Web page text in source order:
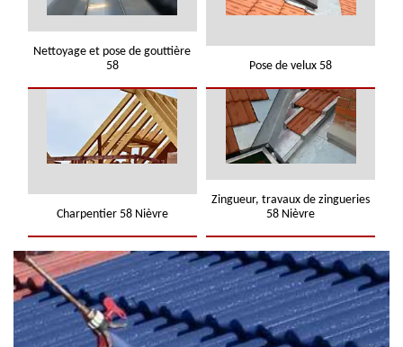
Nettoyage et pose de gouttière
58
Pose de velux 58
Charpentier 58 Nièvre
Zingueur, travaux de zingueries
58 Nièvre